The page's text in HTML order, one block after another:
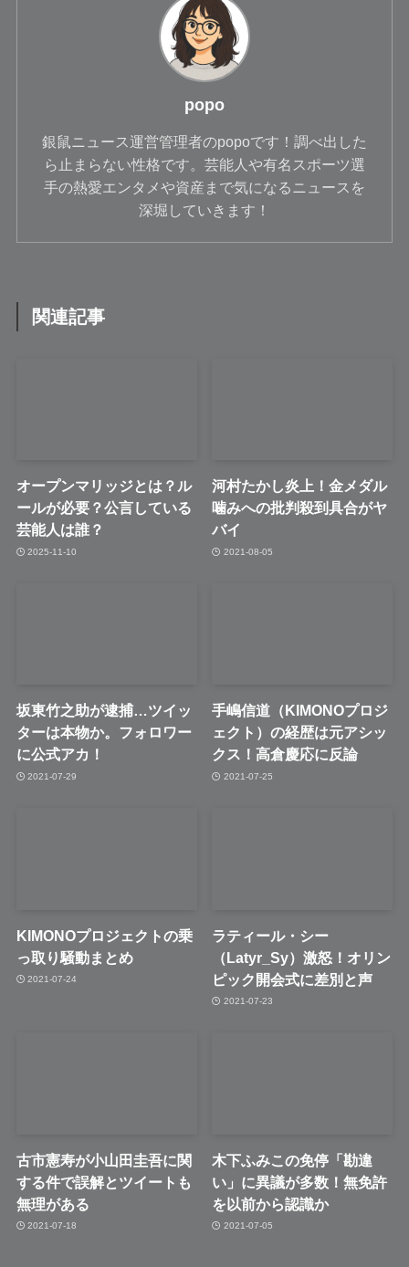
popo
銀鼠ニュース運営管理者のpopoです！調べ出した
ら止まらない性格です。芸能人や有名スポーツ選
手の熱愛エンタメや資産まで気になるニュースを
深堀していきます！
関連記事
オープンマリッジとは？ル
ールが必要？公言している
芸能人は誰？
2025-11-10
河村たかし炎上！金メダル
噛みへの批判殺到具合がヤ
バイ
2021-08-05
坂東竹之助が逮捕…ツイッ
ターは本物か。フォロワー
に公式アカ！
2021-07-29
手嶋信道（KIMONOプロジ
ェクト）の経歴は元アシッ
クス！高倉慶応に反論
2021-07-25
KIMONOプロジェクトの乗
っ取り騒動まとめ
2021-07-24
ラティール・シー
（Latyr_Sy）激怒！オリン
ピック開会式に差別と声
2021-07-23
古市憲寿が小山田圭吾に関
する件で誤解とツイートも
無理がある
2021-07-18
木下ふみこの免停「勘違
い」に異議が多数！無免許
を以前から認識か
2021-07-05